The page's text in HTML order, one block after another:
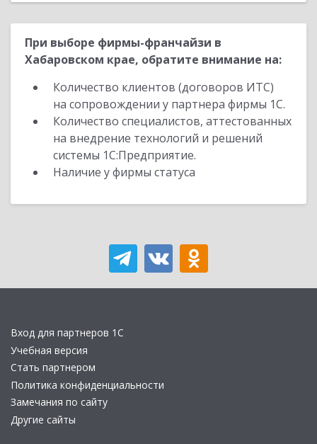
При выборе фирмы-франчайзи в
Хабаровском крае, обратите внимание на:
Количество клиентов (договоров ИТС)
на сопровождении у партнера фирмы 1С.
Количество специалистов, аттестованных
на внедрение технологий и решений
системы 1С:Предприятие.
Наличие у фирмы статуса
Вход для партнеров 1С
Учебная версия
Стать партнером
Политика конфиденциальности
Замечания по сайту
Другие сайты